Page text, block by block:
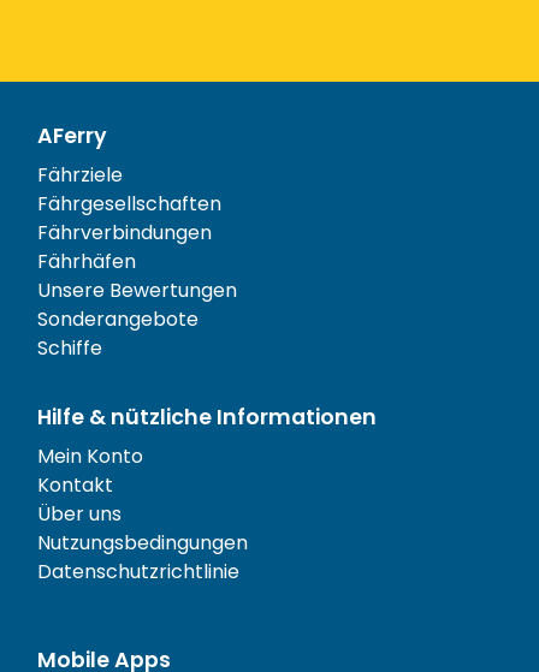
AFerry
Fährziele
Fährgesellschaften
Fährverbindungen
Fährhäfen
Unsere Bewertungen
Sonderangebote
Schiffe
Hilfe & nützliche Informationen
Mein Konto
Kontakt
Über uns
Nutzungsbedingungen
Datenschutzrichtlinie
Mobile Apps